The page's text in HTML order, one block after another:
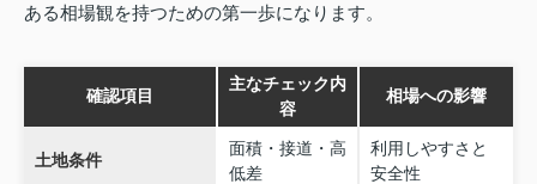
ある相場観を持つための第一歩になります。
確認項目
主なチェック内
容
相場への影響
土地条件
面積・接道・高
低差
利用しやすさと
安全性